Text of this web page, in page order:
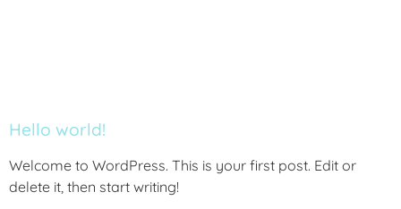
Hello world!
Welcome to WordPress. This is your first post. Edit or
delete it, then start writing!